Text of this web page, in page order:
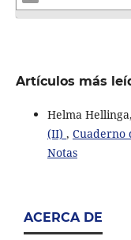
Artículos más
Helma Hellinga,
(II) , Cuaderno
Notas
ACERCA DE